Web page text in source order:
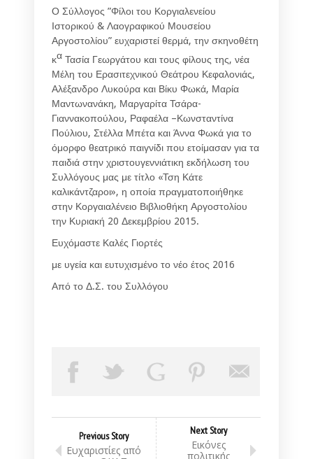
Ο Σύλλογος ”Φίλοι του Κοργιαλενείου
Ιστορικού & Λαογραφικού Μουσείου
Αργοστολίου” ευχαριστεί θερμά, την σκηνοθέτη
κα Τασία Γεωργάτου και τους φίλους της, νέα
Μέλη του Ερασιτεχνικού Θεάτρου Κεφαλονιάς,
Αλέξανδρο Λυκούρα και Βίκυ Φωκά, Μαρία
Μαντωνανάκη, Μαργαρίτα Τσάρα-
Γιαννακοπούλου, Ραφαέλα –Κωνσταντίνα
Πούλιου, Στέλλα Μπέτα και Άννα Φωκά για το
όμορφο θεατρικό παιγνίδι που ετοίμασαν για τα
παιδιά στην χριστουγεννιάτικη εκδήλωση του
Συλλόγους μας με τίτλο «Τση Κάτε
καλικάντζαροι», η οποία πραγματοποιήθηκε
στην Κοργαιαλένειο Βιβλιοθήκη Αργοστολίου
την Κυριακή 20 Δεκεμβρίου 2015.
Ευχόμαστε Καλές Γιορτές
με υγεία και ευτυχισμένο το νέο έτος 2016
Από το Δ.Σ. του Συλλόγου
Previous Story
Ευχαριστίες από
Next Story
Εικόνες
πολιτικής